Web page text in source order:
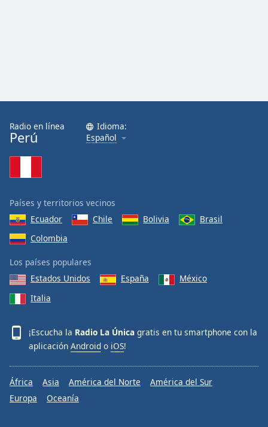
Radio en línea
Perú
Idioma:
Español
Países y territorios vecinos
Ecuador
Chile Bolivia
Brasil
Colombia
Los países populares
Estados Unidos
España
México
Italia
¡Escucha la Radio La Única gratis en tu smartphone con la
aplicación Android o iOS!
África Asia América del Norte
América del Sur
Europa
Oceanía